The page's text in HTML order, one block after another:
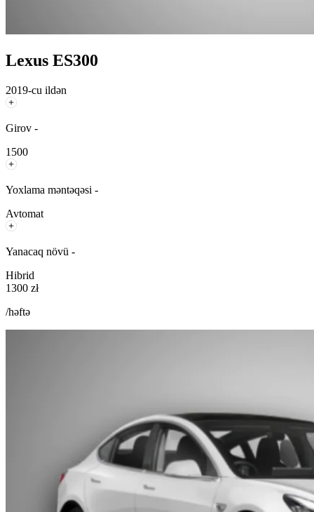
Lexus ES300
2019-cu ildən
Girov -
1500
Yoxlama məntəqəsi -
Avtomat
Yanacaq növü -
Hibrid
1300 zł
/həftə